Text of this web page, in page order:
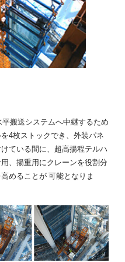
搬送システムへ中継するため
4枚ストックでき、外装パネ
ている間に、超高揚程テルハ
、揚重用にクレーンを役割分
めることが 可能となりま